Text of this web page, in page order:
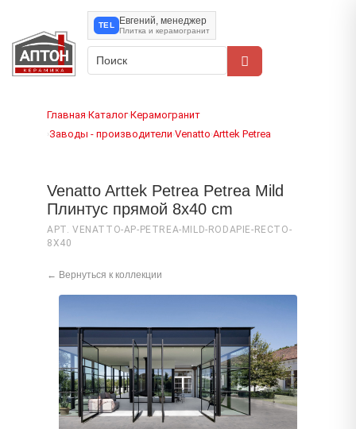
TEL Евгений, менеджер
Плитка и керамогранит
Главная›Каталог›Керамогранит
›Заводы - производители›Venatto›Arttek Petrea
Venatto Arttek Petrea Petrea Mild
Плинтус прямой 8x40 cm
АРТ. VENATTO-AP-PETREA-MILD-RODAPIE-RECTO-
8X40
← Вернуться к коллекции